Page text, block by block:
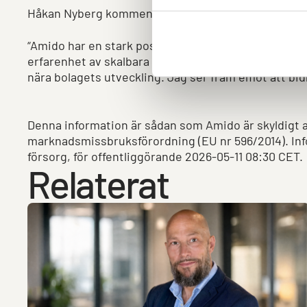
Håkan Nyberg kommenterar:
“Amido har en stark position i en marknad där
erfarenhet av skalbara digitala affärsmodeller
nära bolagets utveckling. Jag ser fram emot att
Denna information är sådan som Amido är
marknadsmissbruksförordning (EU nr 596/2014).
försorg, för offentliggörande 2026-05-11 08:30 CET.
Relaterat